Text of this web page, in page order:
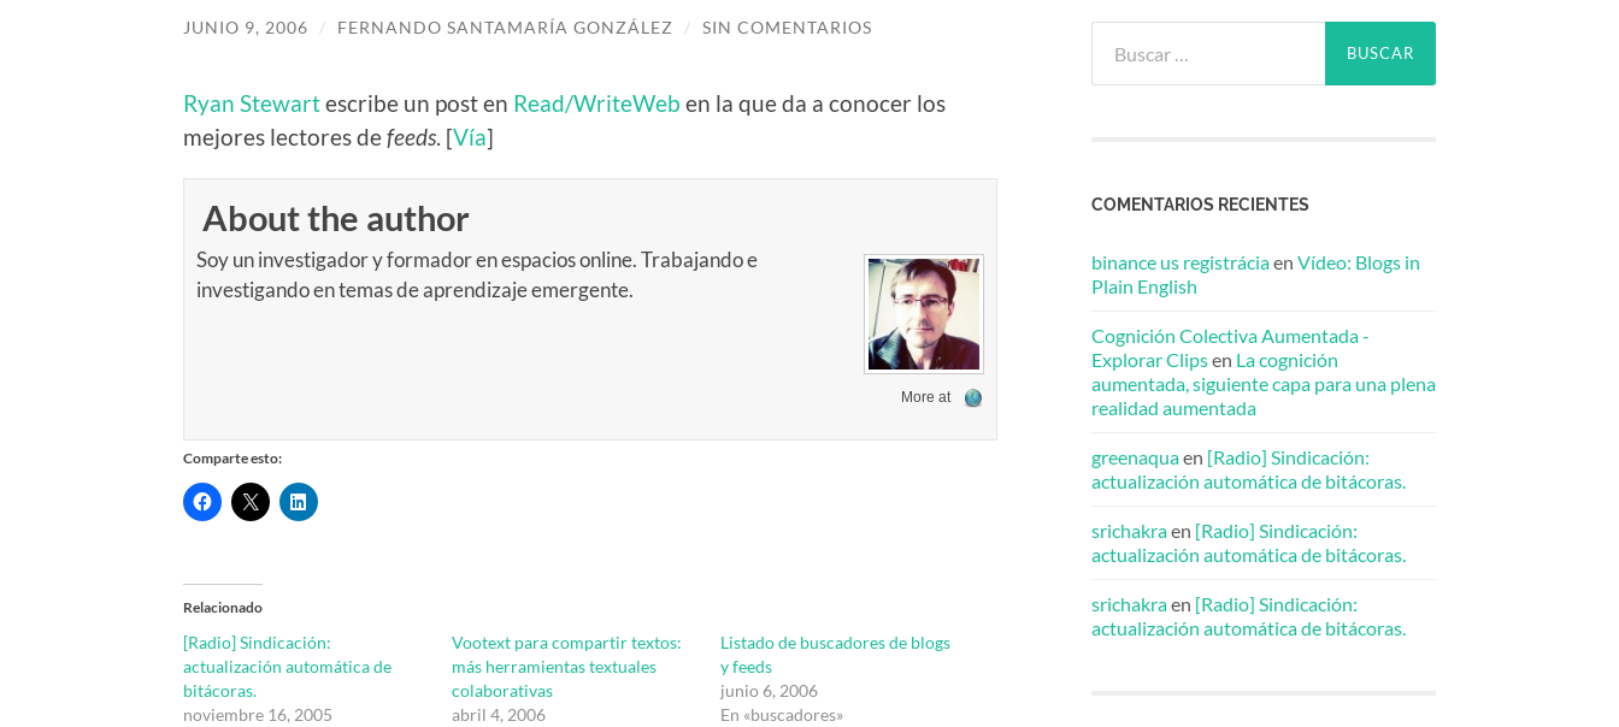
JUNIO 9, 2006 / FERNANDO SANTAMARÍA GONZÁLEZ / SIN COMENTARIOS
Ryan Stewartescribe un post en Read/WriteWeb en la que da a conocer los
mejores lectores defeeds . [Vía]
About the author
Soy un investigador y formador en espacios online. Trabajando e
investigando en temas de aprendizaje emergente.
More at
Comparte esto:
Relacionado
[Radio] Sindicación:
actualización automática de
bitácoras.
noviembre 16, 2005
Vootext para compartir textos:
más herramientas textuales
colaborativas
abril 4, 2006
Listado de buscadores de blogs
y feeds
junio 6, 2006
En «buscadores»
COMENTARIOS RECIENTES
binance us registráciaen Vídeo: Blogs in
Plain English
Cognición Colectiva Aumentada -
Explorar Clipsen La cognición
aumentada, siguiente capa para una plena
realidad aumentada
greenaquaen [Radio] Sindicación:
actualización automática de bitácoras.
srichakraen [Radio] Sindicación:
actualización automática de bitácoras.
srichakraen [Radio] Sindicación:
actualización automática de bitácoras.